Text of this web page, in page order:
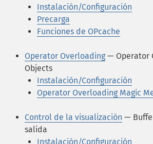
Instalación/Configuración
Precarga
Funciones de OPcache
Operator Overloading — Operator
Objects
Instalación/Configuración
Operator Overloading Magic
Control de la visualización —
salida
Instalación/Configuración